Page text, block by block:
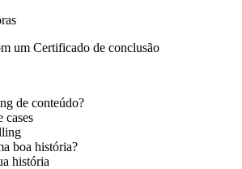
um Certificado de conclusão
de conteúdo?
cases
boa história?
história